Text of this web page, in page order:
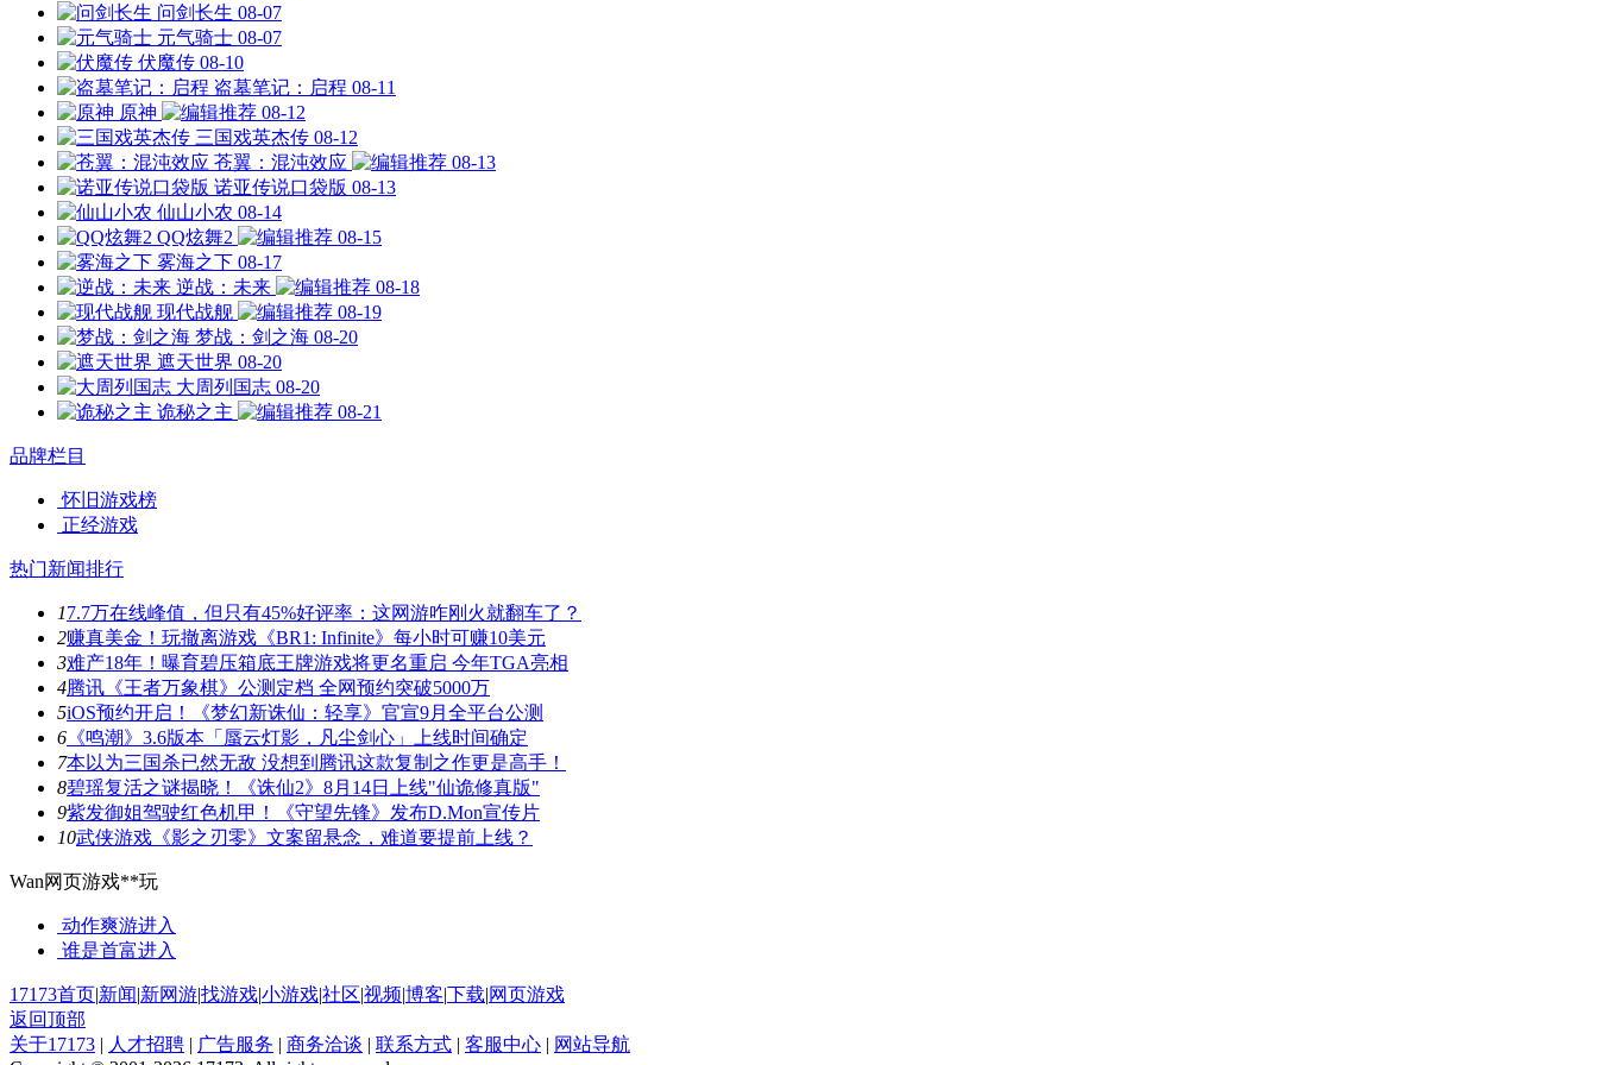
问剑长生 08-07
元气骑士 08-07
伏魔传 08-10
盗墓笔记：启程 08-11
原神
08-12
三国戏英杰传 08-12
苍翼：混沌效应
08-13
诺亚传说口袋版 08-13
仙山小农 08-14
QQ炫舞2
08-15
雾海之下 08-17
逆战：未来
08-18
现代战舰
08-19
梦战：剑之海 08-20
遮天世界 08-20
大周列国志 08-20
诡秘之主
08-21
品牌栏目
怀旧游戏榜
正经游戏
热门新闻排行
17.7万在线峰值，但只有45%好评率：这网游咋刚火就翻车了？
2赚真美金！玩撤离游戏《BR1: Infinite》每小时可赚10美元
3难产18年！曝育碧压箱底王牌游戏将更名重启 今年TGA亮相
4腾讯《王者万象棋》公测定档 全网预约突破5000万
5iOS预约开启！《梦幻新诛仙：轻享》官宣9月全平台公测
6 《鸣潮》3.6版本「蜃云灯影，凡尘剑心」上线时间确定
7本以为三国杀已然无敌 没想到腾讯这款复制之作更是高手！
8碧瑶复活之谜揭晓！《诛仙2》8月14日上线"仙诡修真版"
9紫发御姐驾驶红色机甲！《守望先锋》发布D.Mon宣传片
10武侠游戏《影之刃零》文案留悬念，难道要提前上线？
Wan网页游戏**玩
动作爽游进入
谁是首富进入
17173首页|新闻|新网游|找游戏|小游戏|社区|视频|博客|下载|网页游戏
返回顶部
关于17173 | 人才招聘 | 广告服务 | 商务洽谈 | 联系方式 | 客服中心 | 网站导航